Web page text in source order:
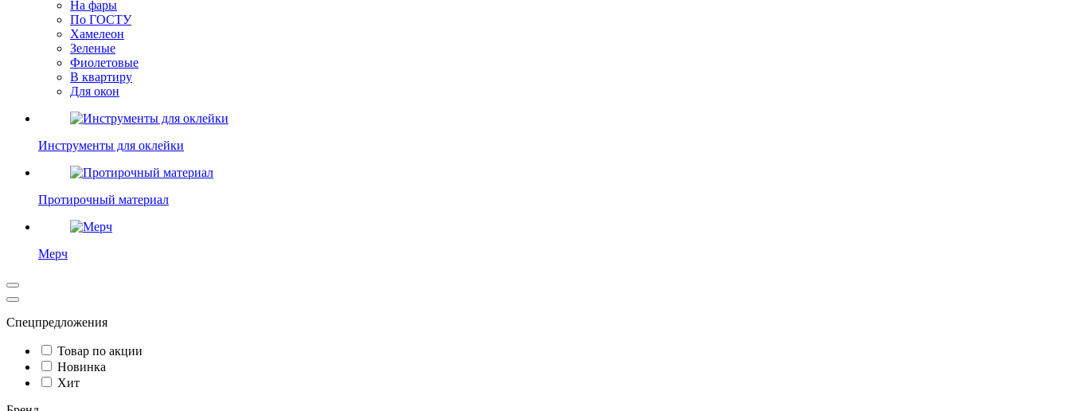
На фары
По ГОСТУ
Хамелеон
Зеленые
Фиолетовые
В квартиру
Для окон
Инструменты для оклейки
Протирочный материал
Мерч
Спецпредложения
Товар по акции
Новинка
Хит